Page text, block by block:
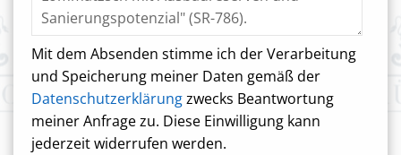
Mit dem Absenden stimme ich der Verarbeitung
und Speicherung meiner Daten gemäß der
Datenschutzerklärungzwecks Beantwortung
meiner Anfrage zu. Diese Einwilligung kann
jederzeit widerrufen werden.